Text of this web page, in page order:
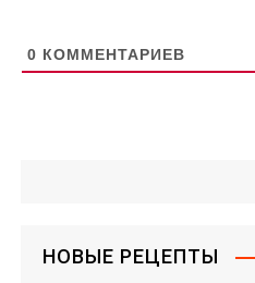
0 КОММЕНТАРИЕВ
НОВЫЕ РЕЦЕПТЫ